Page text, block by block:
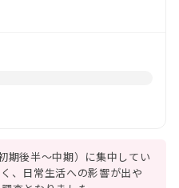
期後半〜中期）に集中してい
、日常生活への影響が出や